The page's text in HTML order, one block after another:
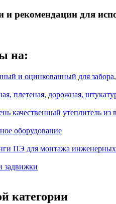
и рекомендации для
на:
и оцинкованный для
плетеная, дорожная,
качественный утеплитель из
оборудование
ПЭ для монтажа инженерных
задвижки
категории